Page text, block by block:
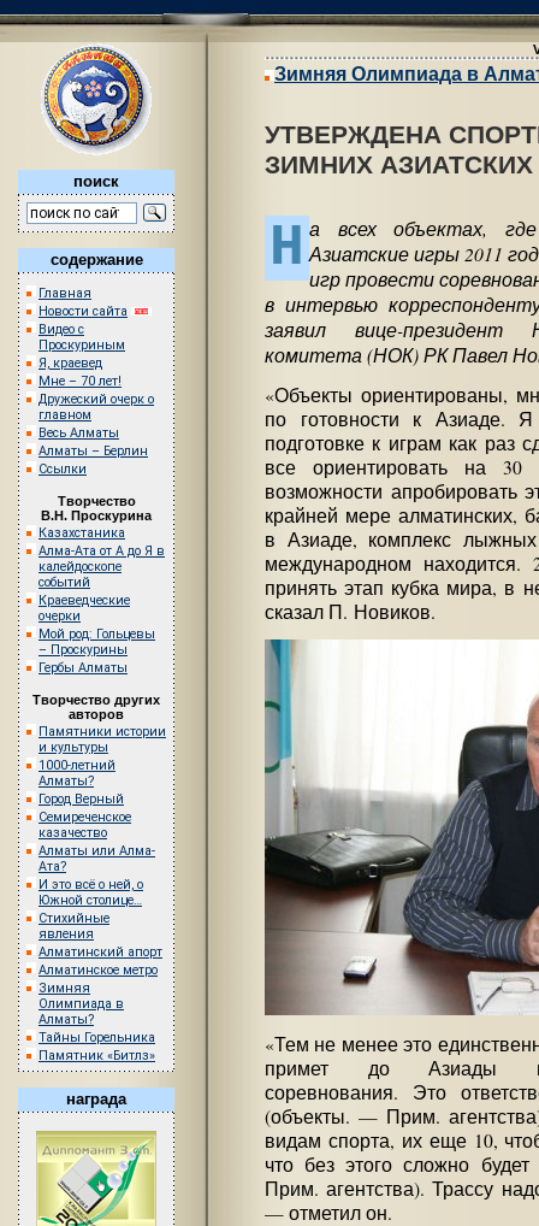
поиск
содержание
Главная
Новости сайта
Видео с
Проскуриным
Я, краевед
Мне – 70 лет!
Дружеский очерк о
главном
Весь Алматы
Алматы – Берлин
Ссылки
Творчество
В.Н. Проскурина
Казахстаника
Алма-Ата от А до Я в
калейдоскопе
событий
Краеведческие
очерки
Мой род: Гольцевы
– Проскурины
Гербы Алматы
Творчество других
авторов
Памятники истории
и культуры
1000-летний
Алматы?
Город Верный
Семиреченское
казачество
Алматы или Алма-
Ата?
И это всё о ней, о
Южной столице…
Стихийные
явления
Алматинский апорт
Алматинское метро
Зимняя
Олимпиада в
Алматы?
Тайны Горельника
Памятник «Битлз»
награда
Зимняя Олимпиада в
УТВЕРЖДЕНА
ЗИМНИХ АЗИАТСКИХ
Н а всех объектах,
Азиатские игры 2011
игр провести
в интервью
заявил вице-президент
комитета (НОК) РК Павел
«Объекты ориентированы,
по готовности к Азиаде.
подготовке к играм как раз
все ориентировать на
возможности апробировать
крайней мере алматинских,
в Азиаде, комплекс
международном
принять этап кубка мира, в
сказал П. Новиков.
«Тем не менее это
примет до Азиады
соревнования. Это
(объекты. — Прим.
видам спорта, их еще 10,
что без этого сложно
Прим. агентства). Трассу
— отметил он.